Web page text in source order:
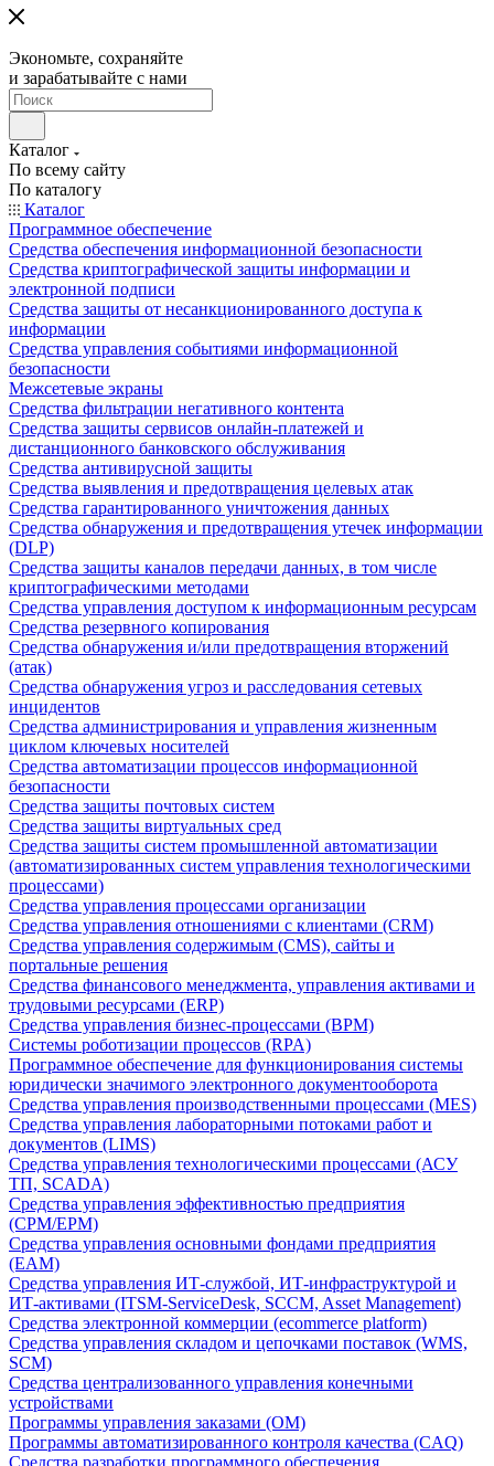
Экономьте, сохраняйте
и зарабатывайте с нами
Каталог
По всему сайту
По каталогу
Каталог
Программное обеспечение
Средства обеспечения информационной безопасности
Средства криптографической защиты информации и
электронной подписи
Средства защиты от несанкционированного доступа к
информации
Средства управления событиями информационной
безопасности
Межсетевые экраны
Средства фильтрации негативного контента
Средства защиты сервисов онлайн-платежей и
дистанционного банковского обслуживания
Средства антивирусной защиты
Средства выявления и предотвращения целевых атак
Средства гарантированного уничтожения данных
Средства обнаружения и предотвращения утечек информации
(DLP)
Средства защиты каналов передачи данных, в том числе
криптографическими методами
Средства управления доступом к информационным ресурсам
Средства резервного копирования
Средства обнаружения и/или предотвращения вторжений
(атак)
Средства обнаружения угроз и расследования сетевых
инцидентов
Средства администрирования и управления жизненным
циклом ключевых носителей
Средства автоматизации процессов информационной
безопасности
Средства защиты почтовых систем
Средства защиты виртуальных сред
Средства защиты систем промышленной автоматизации
(автоматизированных систем управления технологическими
процессами)
Средства управления процессами организации
Средства управления отношениями с клиентами (CRM)
Средства управления содержимым (CMS), сайты и
портальные решения
Средства финансового менеджмента, управления активами и
трудовыми ресурсами (ERP)
Средства управления бизнес-процессами (BPM)
Системы роботизации процессов (RPA)
Программное обеспечение для функционирования системы
юридически значимого электронного документооборота
Средства управления производственными процессами (MES)
Средства управления лабораторными потоками работ и
документов (LIMS)
Средства управления технологическими процессами (АСУ
ТП, SCADA)
Средства управления эффективностью предприятия
(CPM/EPM)
Средства управления основными фондами предприятия
(EAM)
Средства управления ИТ-службой, ИТ-инфраструктурой и
ИТ-активами (ITSM-ServiceDesk, SCCM, Asset Management)
Средства электронной коммерции (ecommerce platform)
Средства управления складом и цепочками поставок (WMS,
SCM)
Средства централизованного управления конечными
устройствами
Программы управления заказами (OM)
Программы автоматизированного контроля качества (CAQ)
Средства разработки программного обеспечения